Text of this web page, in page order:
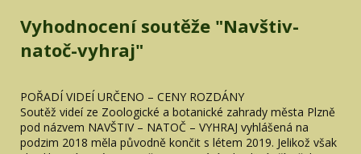
Vyhodnocení soutěže "Navštiv-
natoč-vyhraj"
POŘADÍ VIDEÍ URČENO – CENY ROZDÁNY
Soutěž videí ze Zoologické a botanické zahrady města Plzně
pod názvem NAVŠTIV – NATOČ – VYHRAJ vyhlášená na
podzim 2018 měla původně končit s létem 2019. Jelikož však